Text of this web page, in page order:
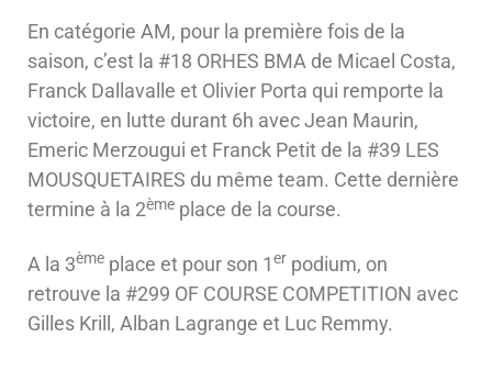
En catégorie AM, pour la première fois de la
saison, c’est la #18 ORHES BMA de Micael Costa,
Franck Dallavalle et Olivier Porta qui remporte la
victoire, en lutte durant 6h avec Jean Maurin,
Emeric Merzougui et Franck Petit de la #39 LES
MOUSQUETAIRES du même team. Cette dernière
termine à la 2ème place de la course.
A la 3ème place et pour son 1er podium, on
retrouve la #299 OF COURSE COMPETITION avec
Gilles Krill, Alban Lagrange et Luc Remmy.